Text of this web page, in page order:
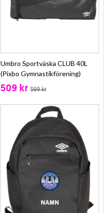
Umbro Sportväska CLUB 40L
(Pixbo Gymnastikförening)
509 kr 599 kr